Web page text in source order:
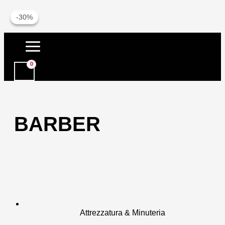
contenuto
BARBER
-23%
Attrezzatura & Minuteria
-30%